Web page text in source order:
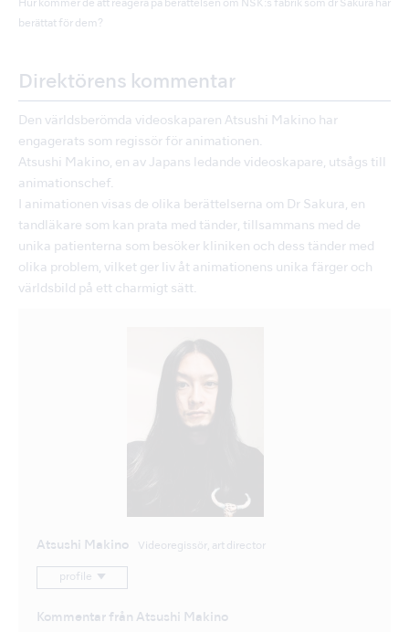
Hur kommer de att reagera på berättelsen om NSK:s fabrik som dr Sakura har
berättat för dem?
Direktörens kommentar
Den världsberömda videoskaparen Atsushi Makino har
engagerats som regissör för animationen.
Atsushi Makino, en av Japans ledande videoskapare, utsågs till
animationschef.
I animationen visas de olika berättelserna om Dr Sakura, en
tandläkare som kan prata med tänder, tillsammans med de
unika patienterna som besöker kliniken och dess tänder med
olika problem, vilket ger liv åt animationens unika färger och
världsbild på ett charmigt sätt.
Atsushi Makino Videoregissör, art director
profile
Kommentar från Atsushi Makino